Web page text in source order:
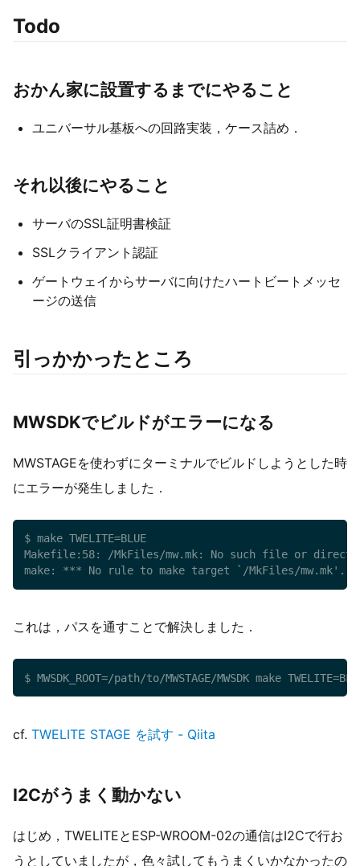
Todo
おかん家に設置するまでにやること
ユニバーサル基板への回路実装，ケース詰め．
それ以後にやること
サーバのSSL証明書検証
SSLクライアント認証
ゲートウェイからサーバに向けたハートビートメッセ
ージの送信
引っかかったところ
MWSDKでビルドがエラーになる
MWSTAGEを使わずにターミナルでビルドしようとした時
にエラーが発生しました．
$ make TWELITE=BLUE
Makefile:58: /MkFiles/mw.mk: No such file or
make: *** No rule to make target `/MkFiles/mw.mk'.
これは，パスを通すことで解決しました．
$ MWSDK_ROOT=/path/to/MWSTAGE/MWSDK make
cf. TWELITE STAGE を試す - Qiita
I2Cがうまく動かない
はじめ，TWELITEとESP-WROOM-02の通信はI2Cで行お
うとしていましたが，色々試してもうまくいかなかったの